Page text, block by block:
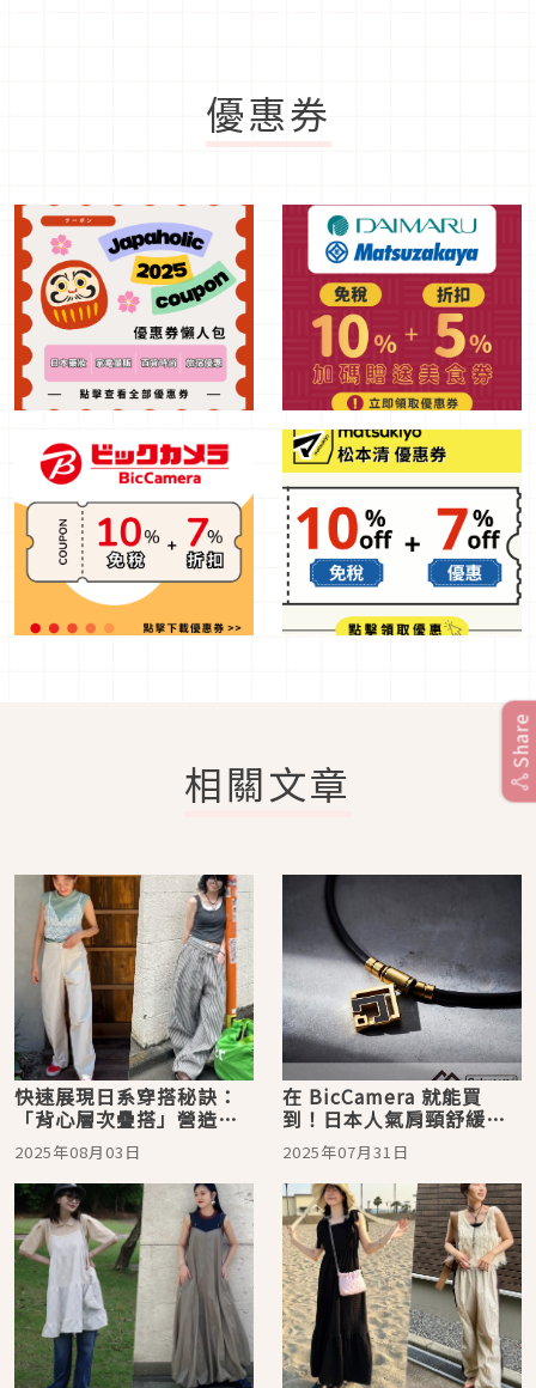
優惠券
相關文章
快速展現日系穿搭秘訣：
「背心層次疊搭」營造
2025搶眼注目印象
2025年08月03日
在 BicCamera 就能買
到！日本人氣肩頸舒緩品
牌Colantotte必買人氣商
品！從時尚穿搭到居家，
啟動健康與質感兼備生活
2025年07月31日
Share